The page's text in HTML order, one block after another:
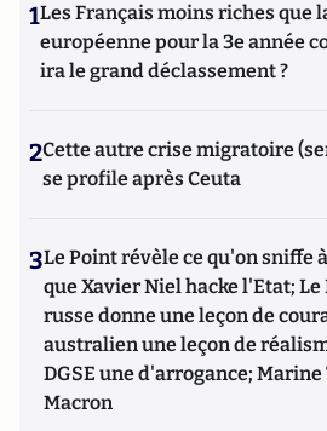
1Les Français moins riches que
européenne pour la 3e année
ira le grand déclassement ?
2Cette autre crise migratoire
se profile après Ceuta
3Le Point révèle ce qu'on sniffe
que Xavier Niel hacke l'Etat; Le
russe donne une leçon de
australien une leçon de
DGSE une d'arrogance;
Macron